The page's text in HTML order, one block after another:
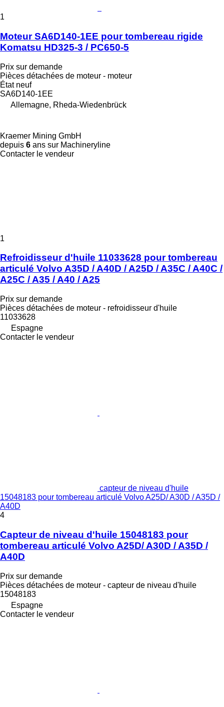
1
Moteur SA6D140-1EE pour tombereau rigide
Komatsu HD325-3 / PC650-5
Prix sur demande
Pièces détachées de moteur - moteur
Étatneuf
SA6D140-1EE
Allemagne, Rheda-Wiedenbrück
Kraemer Mining GmbH
depuis 6 ans sur Machineryline
Contacter le vendeur
1
Refroidisseur d'huile 11033628 pour tombereau
articulé Volvo A35D / A40D / A25D / A35C / A40C /
A25C / A35 / A40 / A25
Prix sur demande
Pièces détachées de moteur - refroidisseur d'huile
11033628
Espagne
Contacter le vendeur
capteur de niveau d'huile
15048183 pour tombereau articulé Volvo A25D/ A30D / A35D /
A40D
4
Capteur de niveau d'huile 15048183 pour
tombereau articulé Volvo A25D/ A30D / A35D /
A40D
Prix sur demande
Pièces détachées de moteur - capteur de niveau d'huile
15048183
Espagne
Contacter le vendeur